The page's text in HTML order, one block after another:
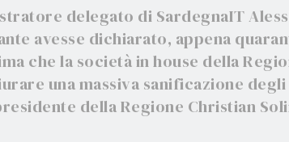
delegato di SardegnaIT
avesse dichiarato, appena
che la società in house della
una massiva sanificazione
della Regione Christian